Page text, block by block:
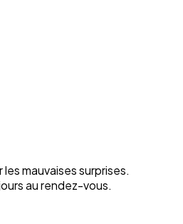
mauvaises surprises.
au rendez-vous.